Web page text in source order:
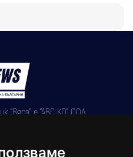
"Вяра" е "АВС КО" ООД,